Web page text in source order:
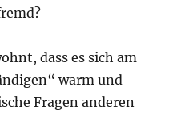
dass es sich am
warm und
Fragen anderen